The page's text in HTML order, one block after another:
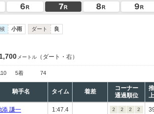
小雨 ダート 良
1,700 メートル （ダート・右）
5着 74
騎手名 タイム 着差
コーナー
通過順位
添 謙一 1:47.4 2 2 2 2